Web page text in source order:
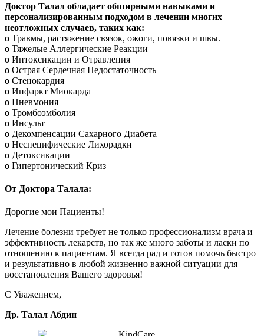
Доктор Талал обладает обширными навыками и
персонализированным подходом в лечении многих
неотложных случаев, таких как:
o Травмы, растяжение связок, ожоги, повязки и швы.
o Тяжелые Аллергические Реакции
o Интоксикации и Отравления
o Острая Сердечная Недостаточность
o Стенокардия
o Инфаркт Миокарда
o Пневмония
o Тромбоэмболия
o Инсульт
o Декомпенсации Сахарного Диабета
o Неспецифические Лихорадки
o Детоксикации
o Гипертонический Криз
От Доктора Талала:
Дорогие мои Пациенты!
Лечение болезни требует не только профессионализм врача и
эффективность лекарств, но так же много заботы и ласки по
отношению к пациентам. Я всегда рад и готов помочь быстро
и результативно в любой жизненно важной ситуации для
восстановления Вашего здоровья!
С Уважением,
Др. Талал Абдин